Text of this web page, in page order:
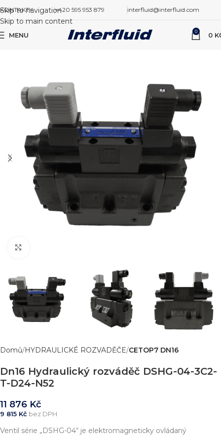
Skip to navigation
Skip to main content
KONTAKTY +420 595 953 879 interfluid@interfluid.com
MENU 0 0
Domů HYDRAULICKÉ ROZVADĚČE CETOP7 DN16
Dn16 Hydraulický rozváděč DSHG-04-3C2-
T-D24-N52
11 876 Kč
9 815 Kč bez DPH
Ventil série „DSHG-04“ je elektromagneticky ovládaný